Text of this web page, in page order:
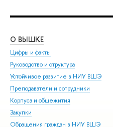
О ВЫШКЕ
Цифры и факты
Руководство и структура
Устойчивое развитие в НИУ ВШЭ
Преподаватели и сотрудники
Корпуса и общежития
Закупки
Обращения граждан в НИУ ВШЭ